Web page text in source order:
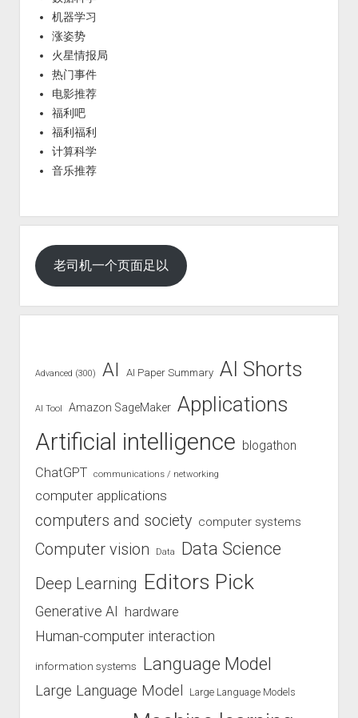
机器学习
涨姿势
火星情报局
热门事件
电影推荐
福利吧
福利福利
计算科学
音乐推荐
老司机一个页面足以
Advanced (300) AI AI Paper Summary AI Shorts
AI Tool Amazon SageMaker Applications
Artificial intelligence blogathon
ChatGPT communications / networking
computer applications
computers and society computer systems
Computer vision Data Data Science
Deep Learning Editors Pick
Generative AI hardware
Human-computer interaction
information systems Language Model
Large Language Model Large Language Models